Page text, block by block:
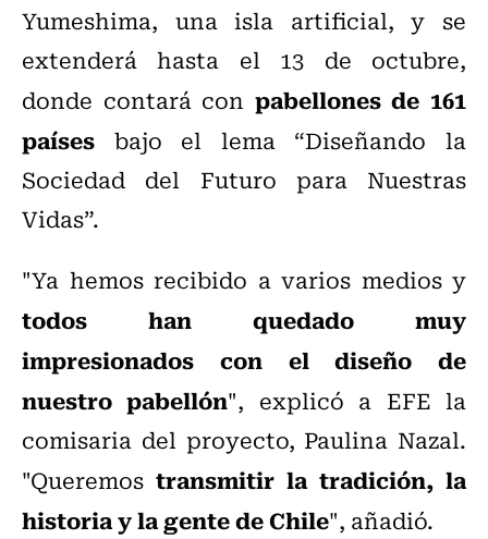
Yumeshima, una isla artificial, y se
extenderá hasta el 13 de octubre,
donde contará con pabellones de 161
países bajo el lema “Diseñando la
Sociedad del Futuro para Nuestras
Vidas”.
"Ya hemos recibido a varios medios y
todos han quedado muy
impresionados con el diseño de
nuestro pabellón", explicó a EFE la
comisaria del proyecto, Paulina Nazal.
"Queremos transmitir la tradición, la
historia y la gente de Chile", añadió.